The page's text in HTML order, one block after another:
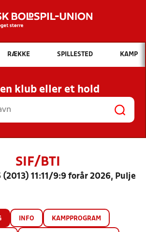
Hvad vil du søge efter?
INDHOLD OG NYHEDER
RESULTATER, KLUBBER OG
HOLD
RÆKKE SPILLESTED KAMP
en klub eller et hold
SIF/BTI
(2013) 11:11/9:9 forår 2026, Pulje
INFO KAMPPROGRAM